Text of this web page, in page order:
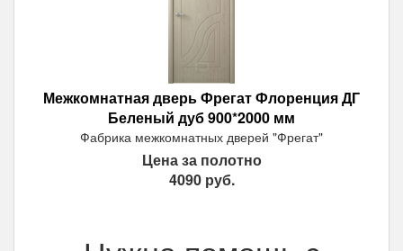
Межкомнатная дверь Фрегат Флоренция ДГ
Беленый дуб 900*2000 мм
Фабрика межкомнатных дверей "Фрегат"
Цена за полотно
4090 руб.